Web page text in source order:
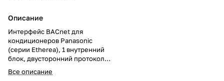
Описание
Интерфейс BACnet для
кондиционеров Panasonic
(серии Etherea), 1 внутренний
блок, двусторонний протокол,
полнофункциональное
управление, для скрытого
Все описание